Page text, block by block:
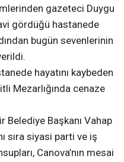
gazeteci Duygu
gördüğü hastanede
bugün sevenlerinin
hayatını kaybeden
Mezarlığında cenaze
Belediye Başkanı Vahap
sıra siyasi parti ve iş
Canova’nın mesai